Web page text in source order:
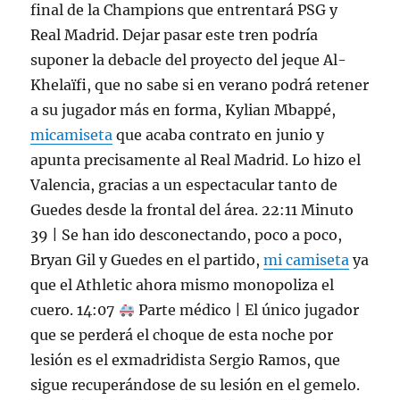
final de la Champions que entrentará PSG y
Real Madrid. Dejar pasar este tren podría
suponer la debacle del proyecto del jeque Al-
Khelaïfi, que no sabe si en verano podrá retener
a su jugador más en forma, Kylian Mbappé,
micamiseta que acaba contrato en junio y
apunta precisamente al Real Madrid. Lo hizo el
Valencia, gracias a un espectacular tanto de
Guedes desde la frontal del área. 22:11 Minuto
39 | Se han ido desconectando, poco a poco,
Bryan Gil y Guedes en el partido,mi camiseta ya
que el Athletic ahora mismo monopoliza el
cuero. 14:07
Parte médico | El único jugador
que se perderá el choque de esta noche por
lesión es el exmadridista Sergio Ramos, que
sigue recuperándose de su lesión en el gemelo.